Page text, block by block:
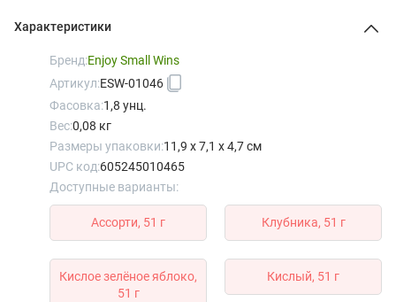
Характеристики
Бренд:Enjoy Small Wins
Артикул:ESW-01046
Фасовка:1,8 унц.
Вес:0,08 кг
Размеры упаковки:11,9 x 7,1 x 4,7 см
UPC код:605245010465
Доступные варианты:
Ассорти, 51 г Клубника, 51 г
Кислое зелёное яблоко,
51 г
Кислый, 51 г